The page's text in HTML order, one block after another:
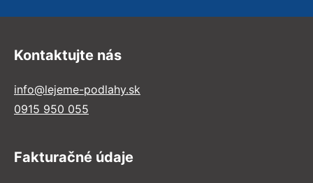
Kontaktujte nás
info@lejeme-podlahy.sk
0915 950 055
Fakturačné údaje